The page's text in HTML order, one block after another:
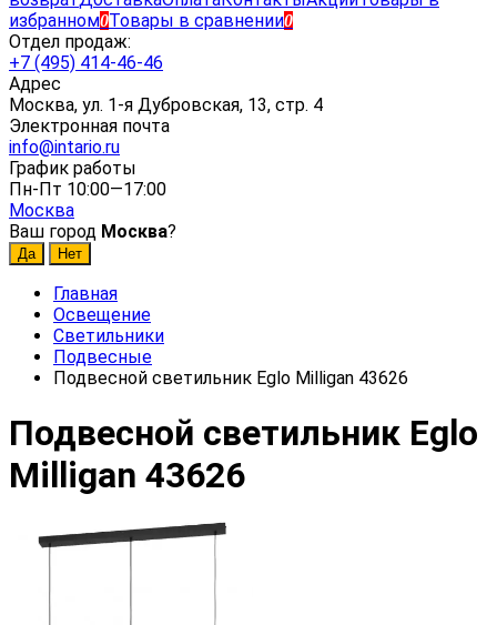
избранном0Товары в сравнении0
Отдел продаж:
+7 (495) 414-46-46
Адрес
Москва, ул. 1-я Дубровская, 13, стр. 4
Электронная почта
info@intario.ru
График работы
Пн-Пт 10:00—17:00
Москва
Ваш город Москва?
Главная
Освещение
Светильники
Подвесные
Подвесной светильник Eglo Milligan 43626
Подвесной светильник Eglo
Milligan 43626